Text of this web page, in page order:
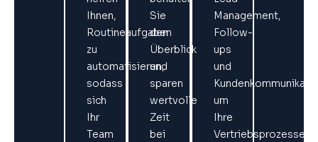
Ihnen,
Routineaufgaben
zu
automatisieren,
sodass
sich
Ihr
Team
Sie
den
Überblick
und
sparen
wertvolle
Zeit
bei
Management,
Follow-
ups
und
um
Ihre
Vertriebsprozesse